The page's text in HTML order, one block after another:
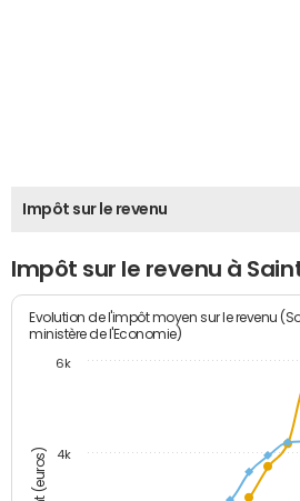
Impôt sur le revenu
Impôt sur le revenu à
Evolution de l'impôt moyen sur le revenu
ministère de l'Economie)
4k
6k